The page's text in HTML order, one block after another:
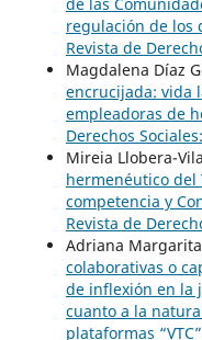
regulación de los
Revista de
Magdalena Díaz
encrucijada: vida
empleadoras de
Derechos
Mireia Llobera-
hermenéutico del
competencia y
Revista de
Adriana
colaborativas o
de inflexión en la
cuanto a la
plataformas